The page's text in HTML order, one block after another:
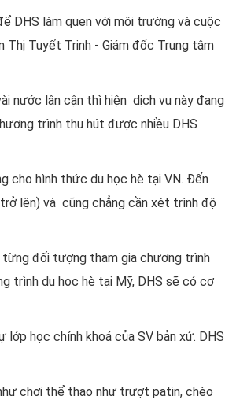
DHS làm quen với môi trường và cuộc
Tuyết Trinh - Giám đốc Trung tâm
nước lân cận thì hiện dịch vụ này đang
trình thu hút được nhiều DHS
cho hình thức du học hè tại VN. Đến
lên) và cũng chẳng cần xét trình độ
đối tượng tham gia chương trình
trình du học hè tại Mỹ, DHS sẽ có cơ
học chính khoá của SV bản xứ. DHS
chơi thể thao như trượt patin, chèo